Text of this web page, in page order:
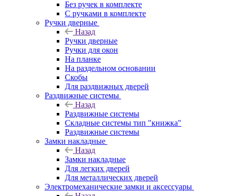
Без ручек в комплекте
С ручками в комплекте
Ручки дверные
Назад
Ручки дверные
Ручки для окон
На планке
На раздельном основании
Скобы
Для раздвижных дверей
Раздвижные системы
Назад
Раздвижные системы
Складные системы тип "книжка"
Раздвижные системы
Замки накладные
Назад
Замки накладные
Для легких дверей
Для металлических дверей
Электромеханические замки и аксессуары